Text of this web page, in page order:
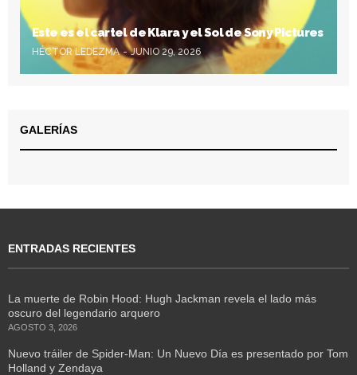
Este es el cartel de Klara y el Sol de Sony Pictures
HÉCTOR LEDEZMA JUNIO 29, 2026
GALERÍAS
ENTRADAS RECIENTES
La muerte de Robin Hood: Hugh Jackman revela el lado más
oscuro del legendario arquero
AGOSTO 3, 2026
Nuevo tráiler de Spider-Man: Un Nuevo Día es presentado por Tom
Holland y Zendaya